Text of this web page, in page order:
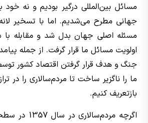
مسائل بین‌المللی درگیر بودیم و نه
جهانی مطرح می‌شدیم. اما با تسخیر
مسئله اصلی جهان بدل شد و مقابله با
اولویت مسائل ما قرار گرفت. از جمله
جنگ و هدف قرار گرفتن اقتصاد کشور
ما را ناگزیر ساخت تا مردم‌سالاری را در
بازتعریف کنیم.
اگرچه